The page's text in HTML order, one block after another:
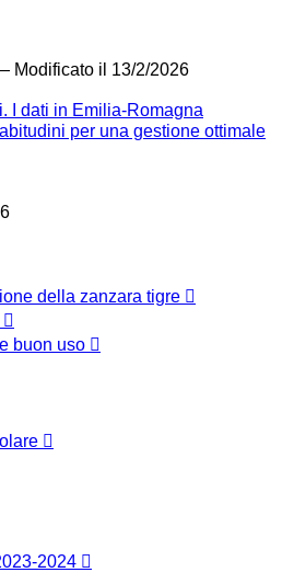
Modificato il 13/2/2026
I dati in Emilia-Romagna
per una gestione ottimale
della zanzara tigre
buon uso
2024